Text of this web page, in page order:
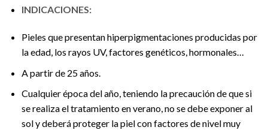
INDICACIONES:
Pieles que presentan hiperpigmentaciones producidas por
la edad, los rayos UV, factores genéticos, hormonales…
A partir de 25 años.
Cualquier época del año, teniendo la precaución de que si
se realiza el tratamiento en verano, no se debe exponer al
sol y deberá proteger la piel con factores de nivel muy